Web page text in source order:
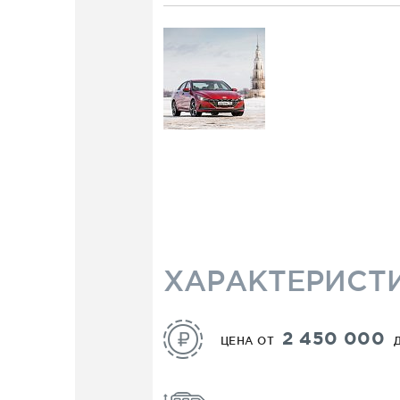
HYUNDAI
Класс C. Малый средний
ЦЕНА ОТ 2 450 000